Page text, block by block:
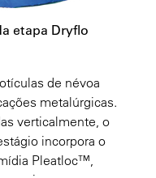
etapa Dryflo
de névoa
metalúrgicas.
verticalmente, o
incorpora o
Pleatloc™,